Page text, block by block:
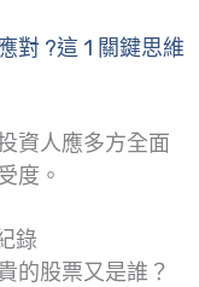
對 ?這 1 關鍵思維
資人應多方全面
度。
的股票又是誰？